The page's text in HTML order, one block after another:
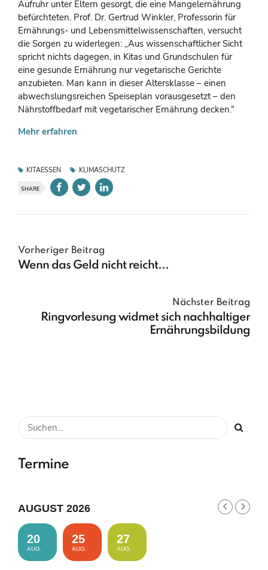
Aufruhr unter Eltern gesorgt, die eine Mangelernährung
befürchteten. Prof. Dr. Gertrud Winkler, Professorin für
Ernährungs- und Lebensmittelwissenschaften, versucht
die Sorgen zu widerlegen: „Aus wissenschaftlicher Sicht
spricht nichts dagegen, in Kitas und Grundschulen für
eine gesunde Ernährung nur vegetarische Gerichte
anzubieten. Man kann in dieser Altersklasse – einen
abwechslungsreichen Speiseplan vorausgesetzt – den
Nährstoffbedarf mit vegetarischer Ernährung decken.“
Mehr erfahren
KITAESSEN KLIMASCHUTZ
SHARE
Vorheriger Beitrag
Wenn das Geld nicht reicht...
Nächster Beitrag
Ringvorlesung widmet sich nachhaltiger
Ernährungsbildung
Termine
AUGUST 2026
20
AUG.
25
AUG.
27
AUG.